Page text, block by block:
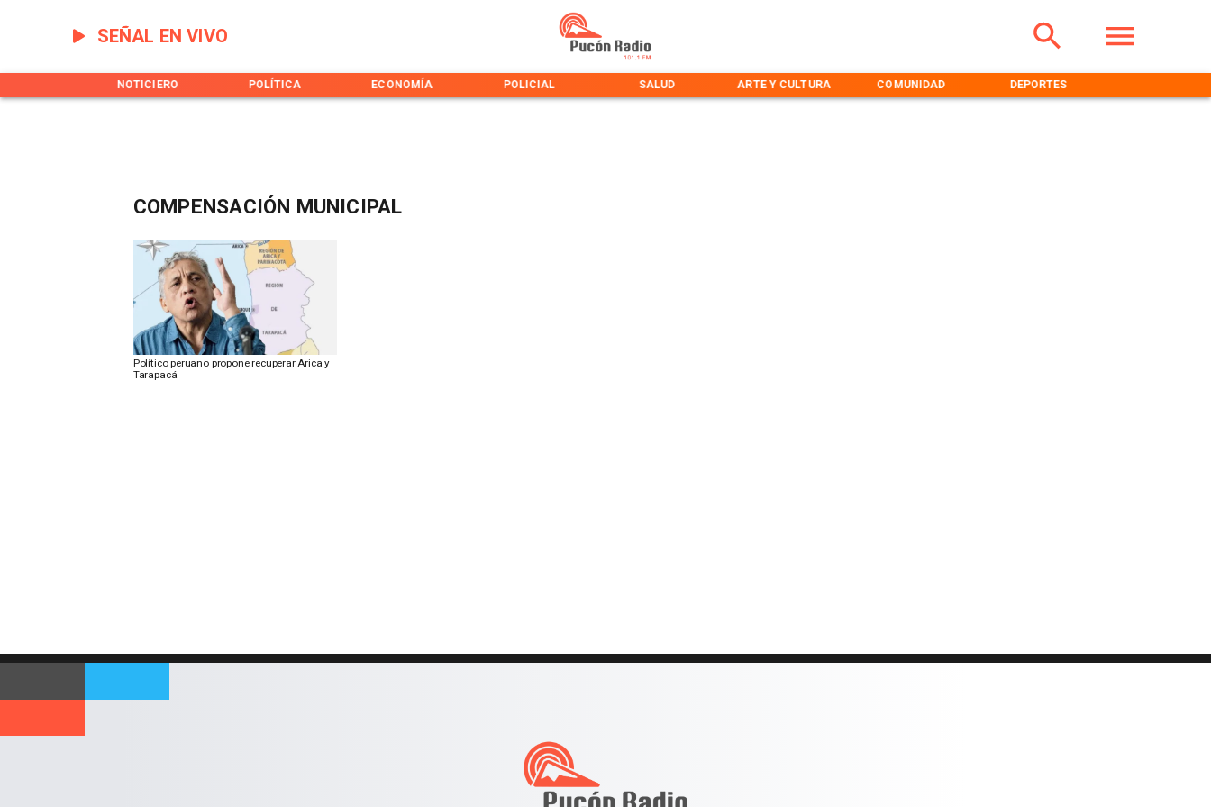
SEÑAL EN VIVO
NOTICIERO POLÍTICA ECONOMÍA POLICIAL SALUD ARTE Y CULTURA COMUNIDAD DEPORTES
COMPENSACIÓN MUNICIPAL
Político peruano propone recuperar Arica y
Tarapacá